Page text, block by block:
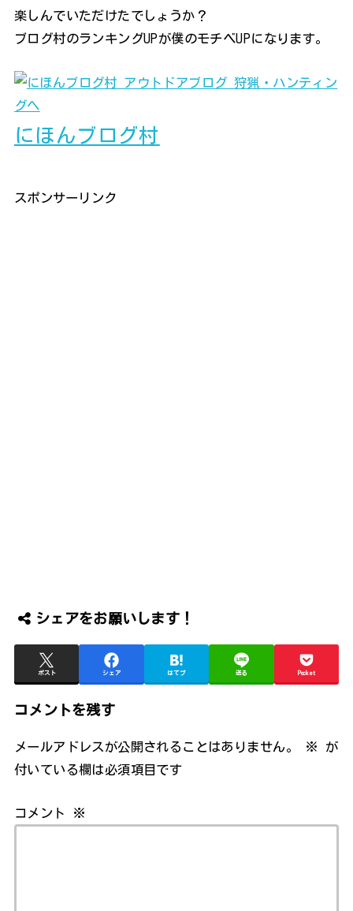
楽しんでいただけたでしょうか？
ブログ村のランキングUPが僕のモチベUPになります。
にほんブログ村
スポンサーリンク
シェアをお願いします！
ポスト シェア はてブ 送る Pocket
コメントを残す
メールアドレスが公開されることはありません。 ※
が
付いている欄は必須項目です
コメント ※